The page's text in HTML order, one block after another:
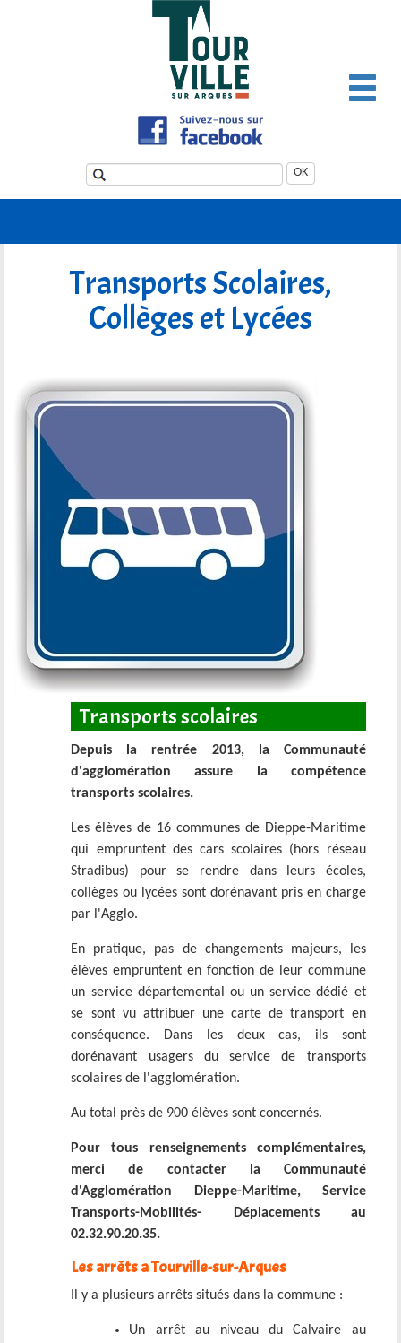
OK
Transports Scolaires,
Collèges et Lycées
Transports scolaires
Depuis la rentrée 2013, la Communauté
d'agglomération assure la compétence
transports scolaires.
Les élèves de 16 communes de Dieppe-Maritime
qui empruntent des cars scolaires (hors réseau
Stradibus) pour se rendre dans leurs écoles,
collèges ou lycées sont dorénavant pris en charge
par l'Agglo.
En pratique, pas de changements majeurs, les
élèves empruntent en fonction de leur commune
un service départemental ou un service dédié et
se sont vu attribuer une carte de transport en
conséquence. Dans les deux cas, ils sont
dorénavant usagers du service de transports
scolaires de l'agglomération.
Au total près de 900 élèves sont concernés.
Pour tous renseignements complémentaires,
merci de contacter la Communauté
d'Agglomération Dieppe-Maritime, Service
Transports-Mobilités- Déplacements au
02.32.90.20.35.
Les arrêts a Tourville-sur-Arques
Il y a plusieurs arrêts situés dans la commune :
Un arrêt au niveau du Calvaire au
Panneau de gestion des cookies